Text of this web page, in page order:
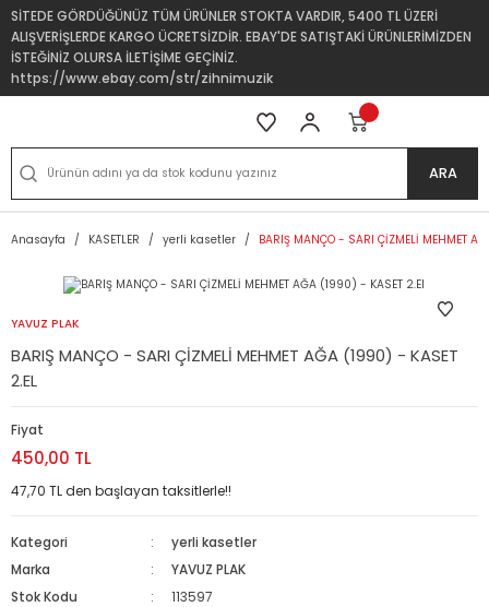
SİTEDE GÖRDÜĞÜNÜZ TÜM ÜRÜNLER STOKTA VARDIR, 5400 TL ÜZERİ
ALIŞVERİŞLERDE KARGO ÜCRETSİZDİR. EBAY'DE SATIŞTAKİ ÜRÜNLERİMİZDEN
İSTEĞİNİZ OLURSA İLETİŞİME GEÇİNİZ.
https://www.ebay.com/str/zihnimuzik
ARA
Anasayfa KASETLER yerli kasetler BARIŞ MANÇO - SARI ÇİZMELİ MEHMET
YAVUZ PLAK
BARIŞ MANÇO - SARI ÇİZMELİ MEHMET AĞA (1990) - KASET
2.EL
Fiyat
450,00 TL
47,70 TL den başlayan taksitlerle!!
Kategori
yerli kasetler
Marka
YAVUZ PLAK
Stok Kodu
113597